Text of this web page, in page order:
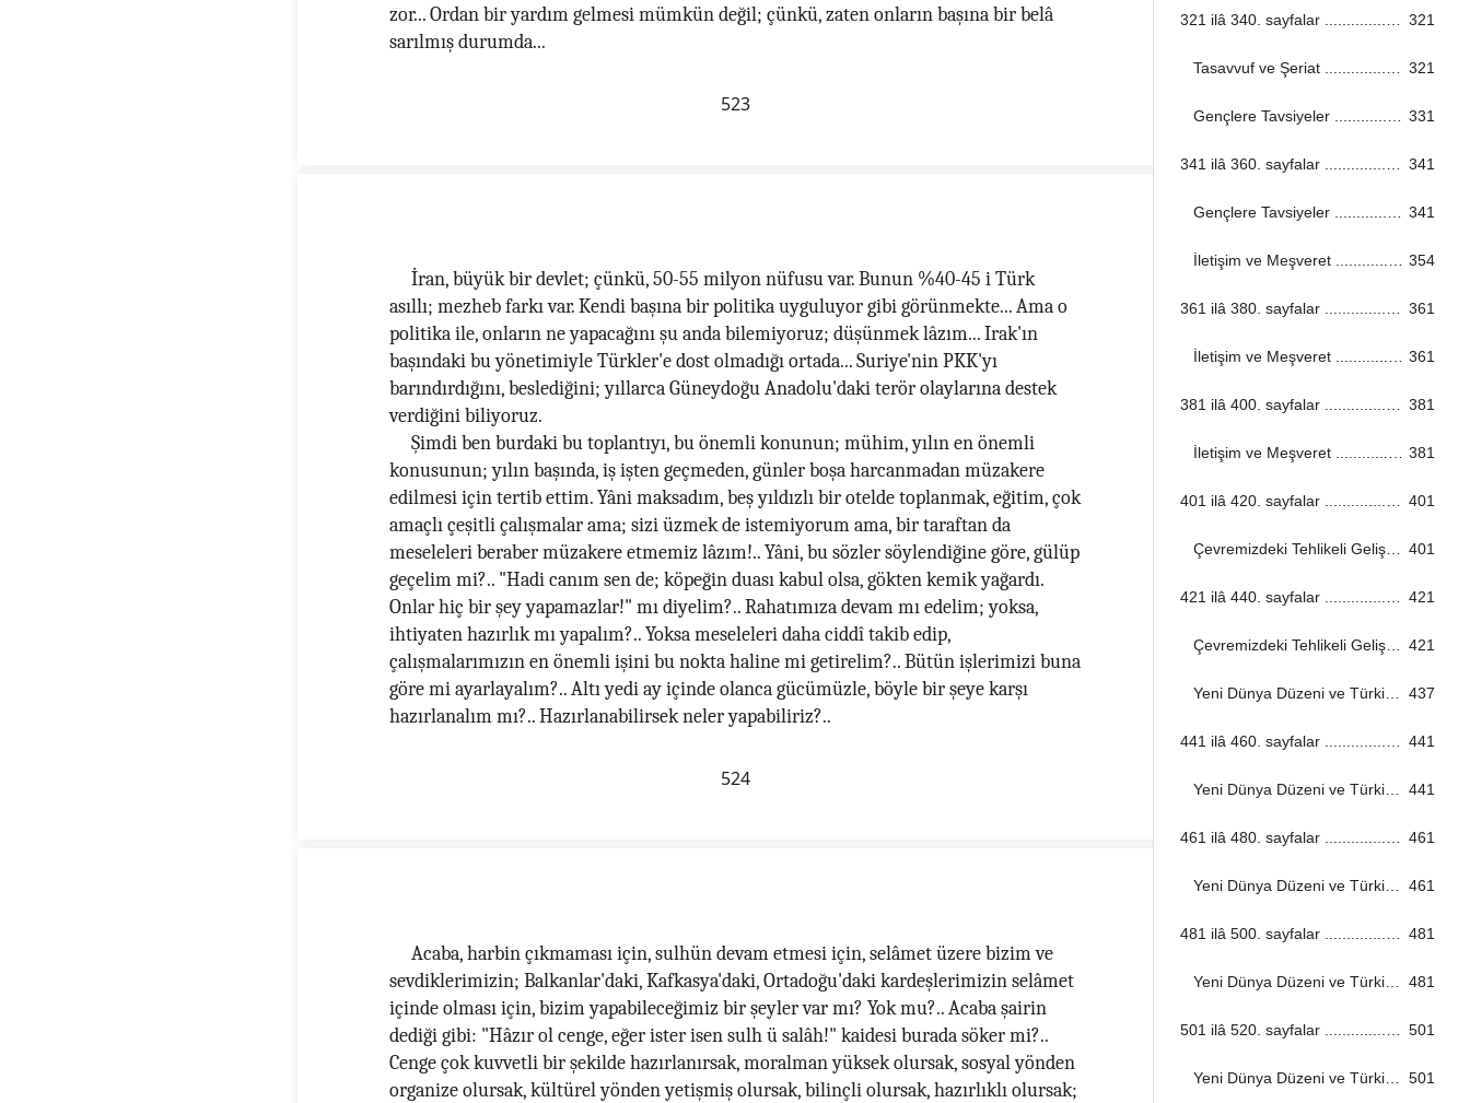
321
321
331
341
341
354
361
361
381
381
401
401
421
421
437
441
441
461
461
481
481
501
501
zor... Ordan bir yardım gelmesi mümkün değil; çünkü, zaten onların başına bir belâ
sarılmış durumda...
523
İran, büyük bir devlet; çünkü, 50-55 milyon nüfusu var. Bunun %40-45 i Türk
asıllı; mezheb farkı var. Kendi başına bir politika uyguluyor gibi görünmekte... Ama o
politika ile, onların ne yapacağını şu anda bilemiyoruz; düşünmek lâzım... Irak'ın
başındaki bu yönetimiyle Türkler'e dost olmadığı ortada... Suriye'nin PKK'yı
barındırdığını, beslediğini; yıllarca Güneydoğu Anadolu'daki terör olaylarına destek
verdiğini biliyoruz.
Şimdi ben burdaki bu toplantıyı, bu önemli konunun; mühim, yılın en önemli
konusunun; yılın başında, iş işten geçmeden, günler boşa harcanmadan müzakere
edilmesi için tertib ettim. Yâni maksadım, beş yıldızlı bir otelde toplanmak, eğitim, çok
amaçlı çeşitli çalışmalar ama; sizi üzmek de istemiyorum ama, bir taraftan da
meseleleri beraber müzakere etmemiz lâzım!.. Yâni, bu sözler söylendiğine göre, gülüp
geçelim mi?.. "Hadi canım sen de; köpeğin duası kabul olsa, gökten kemik yağardı.
Onlar hiç bir şey yapamazlar!" mı diyelim?.. Rahatımıza devam mı edelim; yoksa,
ihtiyaten hazırlık mı yapalım?.. Yoksa meseleleri daha ciddî takib edip,
çalışmalarımızın en önemli işini bu nokta haline mi getirelim?.. Bütün işlerimizi buna
göre mi ayarlayalım?.. Altı yedi ay içinde olanca gücümüzle, böyle bir şeye karşı
hazırlanalım mı?.. Hazırlanabilirsek neler yapabiliriz?..
524
Acaba, harbin çıkmaması için, sulhün devam etmesi için, selâmet üzere bizim ve
sevdiklerimizin; Balkanlar'daki, Kafkasya'daki, Ortadoğu'daki kardeşlerimizin selâmet
içinde olması için, bizim yapabileceğimiz bir şeyler var mı? Yok mu?.. Acaba şairin
dediği gibi: "Hâzır ol cenge, eğer ister isen sulh ü salâh!" kaidesi burada söker mi?..
Cenge çok kuvvetli bir şekilde hazırlanırsak, moralman yüksek olursak, sosyal yönden
organize olursak, kültürel yönden yetişmiş olursak, bilinçli olursak, hazırlıklı olursak;